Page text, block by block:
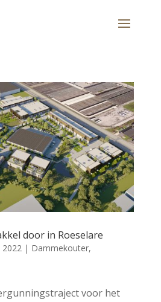
door in Roeselare
2022| Dammekouter,
voor het